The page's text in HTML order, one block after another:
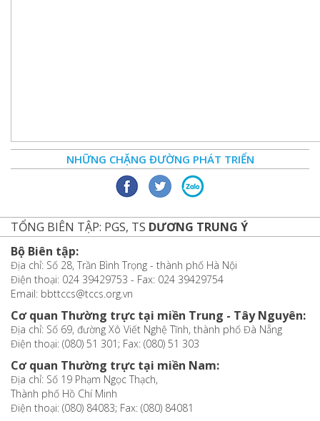
NHỮNG CHẶNG ĐƯỜNG PHÁT TRIỂN
TỔNG BIÊN TẬP: PGS, TS DƯƠNG TRUNG Ý
Bộ Biên tập:
Địa chỉ: Số 28, Trần Bình Trọng - thành phố Hà Nội
Điện thoại: 024 39429753 - Fax: 024 39429754
Email: bbttccs@tccs.org.vn
Cơ quan Thường trực tại miền Trung - Tây Nguyên:
Địa chỉ: Số 69, đường Xô Viết Nghệ Tĩnh, thành phố Đà Nẵng
Điện thoại: (080) 51 301; Fax: (080) 51 303
Cơ quan Thường trực tại miền Nam:
Địa chỉ: Số 19 Phạm Ngọc Thạch,
Thành phố Hồ Chí Minh
Điện thoại: (080) 84083; Fax: (080) 84081